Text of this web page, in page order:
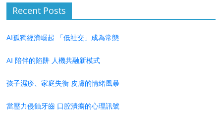
Recent Posts
AI孤獨經濟崛起 「低社交」成為常態
AI 陪伴的陷阱 人機共融新模式
孩子濕疹、家庭失衡 皮膚的情緒風暴
當壓力侵蝕牙齒 口腔潰瘍的心理訊號